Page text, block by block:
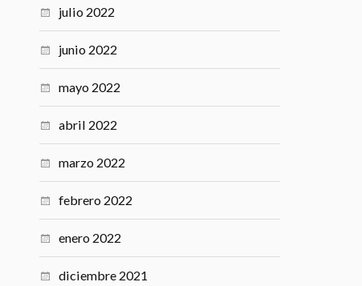
julio 2022
junio 2022
mayo 2022
abril 2022
marzo 2022
febrero 2022
enero 2022
diciembre 2021